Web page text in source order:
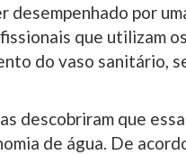
desempenhado por
que utilizam
do vaso sanitário,
descobriram que
de água. De